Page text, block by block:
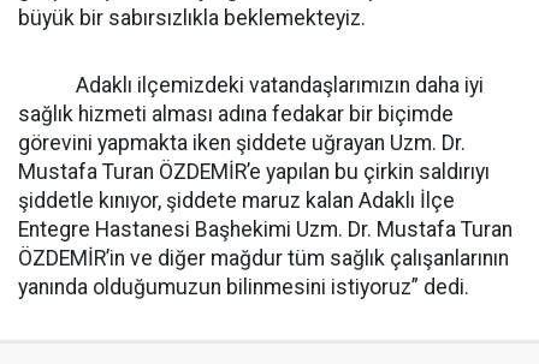
büyük bir sabırsızlıkla beklemekteyiz.
Adaklı ilçemizdeki vatandaşlarımızın daha iyi
sağlık hizmeti alması adına fedakar bir biçimde
görevini yapmakta iken şiddete uğrayan Uzm. Dr.
Mustafa Turan ÖZDEMİR’e yapılan bu çirkin saldırıyı
şiddetle kınıyor, şiddete maruz kalan Adaklı İlçe
Entegre Hastanesi Başhekimi Uzm. Dr. Mustafa Turan
ÖZDEMİR’in ve diğer mağdur tüm sağlık çalışanlarının
yanında olduğumuzun bilinmesini istiyoruz” dedi.